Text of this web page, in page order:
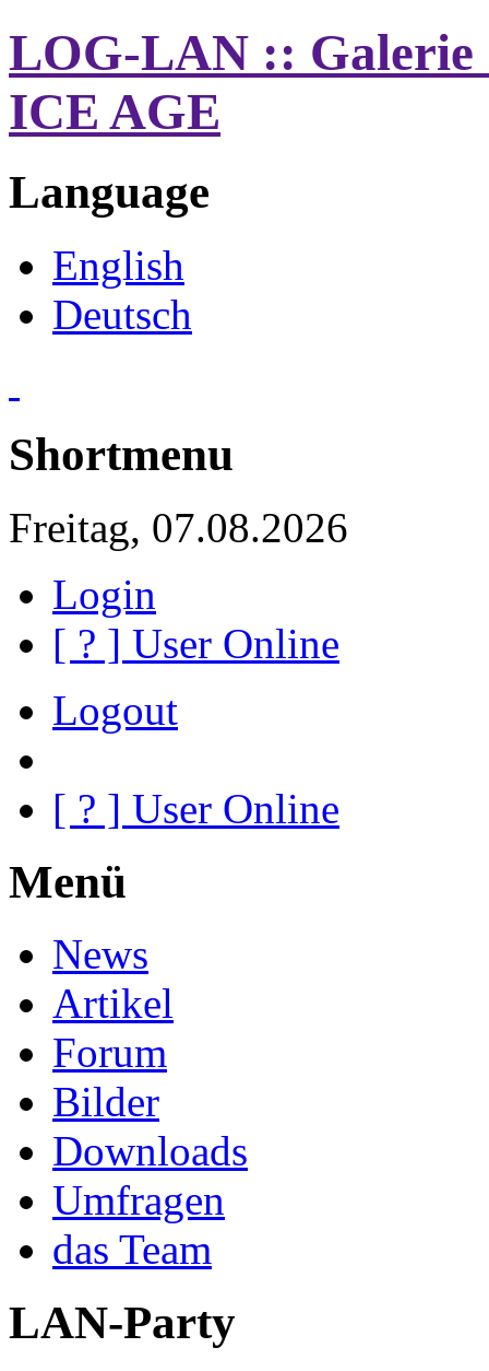
LOG-LAN :: Galerie
ICE AGE
Language
English
Deutsch
Shortmenu
Freitag, 07.08.2026
Login
[ ? ] User Online
Logout
[ ? ] User Online
Menü
News
Artikel
Forum
Bilder
Downloads
Umfragen
das Team
LAN-Party